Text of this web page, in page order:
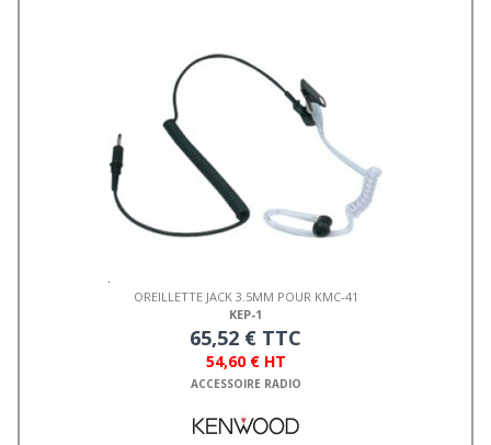
OREILLETTE JACK 3.5MM POUR KMC-41
KEP-1
65,52 € TTC
54,60 € HT
ACCESSOIRE RADIO